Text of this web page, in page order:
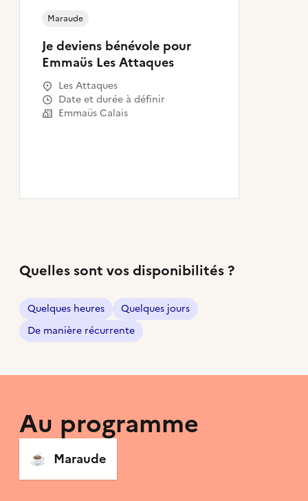
Je deviens bénévole pour
Emmaüs Les Attaques
Maraude
Les Attaques
Date et durée à définir
Emmaüs Calais
Quelles sont vos disponibilités ?
Quelques heures
Quelques jours
De manière récurrente
Au programme
☕️ Maraude